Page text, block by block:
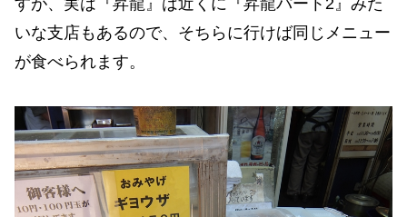
すが、実は『昇龍』は近くに『昇龍パート2』みた
いな支店もあるので、そちらに行けば同じメニュー
が食べられます。